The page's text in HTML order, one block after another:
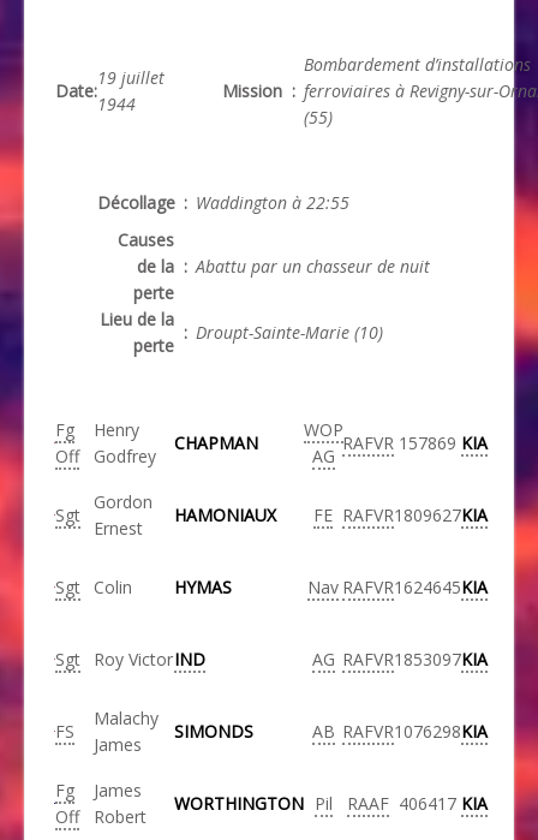
Date:
19 juillet
1944
Mission :
Bombardement d’installations
ferroviaires à Revigny-sur-
(55)
Décollage : Waddington à 22:55
Causes
de la
perte
: Abattu par un chasseur de nuit
Lieu de la
perte
: Droupt-Sainte-Marie (10)
Fg
Off
Henry
Godfrey
CHAPMAN
WOP
AG
RAFVR 157869 KIA
Sgt
Gordon
Ernest
HAMONIAUX FE RAFVR1809627KIA
Sgt Colin HYMAS Nav RAFVR1624645KIA
Sgt Roy VictorIND AG RAFVR1853097KIA
FS
Malachy
James
SIMONDS AB RAFVR1076298KIA
Fg
Off
James
Robert
WORTHINGTON Pil RAAF 406417 KIA